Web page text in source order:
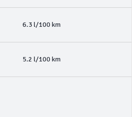
6.3 l/100 km
5.2 l/100 km